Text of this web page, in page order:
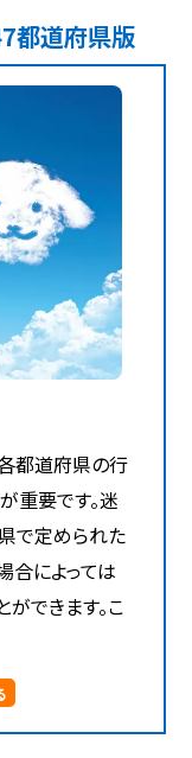
都道府県版
都道府県の行
重要です。迷
で定められた
合によっては
できます。こ